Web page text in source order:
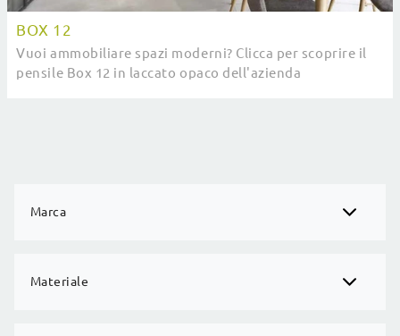
Marca
Materiale
BOX 12
Vuoi ammobiliare spazi moderni? Clicca per scoprire il
pensile Box 12 in laccato opaco dell'azienda